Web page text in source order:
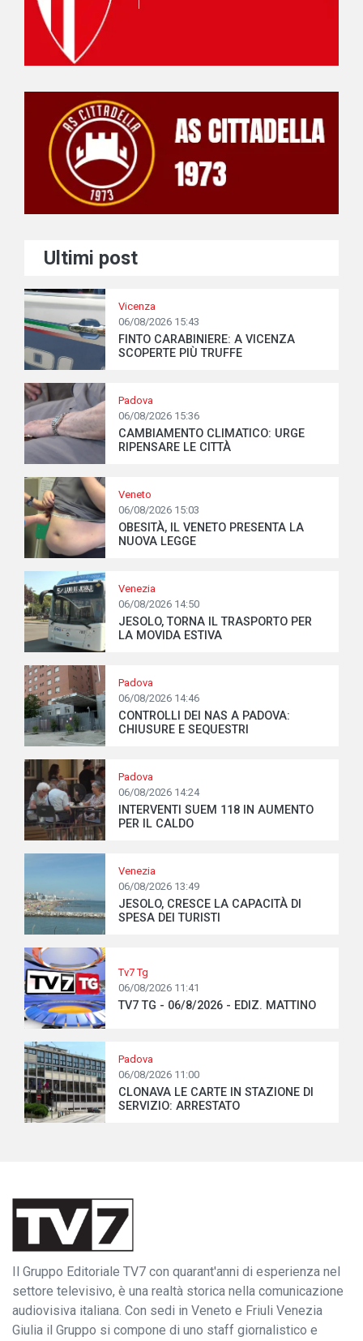
Ultimi post
Vicenza
06/08/2026 15:43
FINTO CARABINIERE: A VICENZA
SCOPERTE PIÙ TRUFFE
Padova
06/08/2026 15:36
CAMBIAMENTO CLIMATICO: URGE
RIPENSARE LE CITTÀ
Veneto
06/08/2026 15:03
OBESITÀ, IL VENETO PRESENTA LA
NUOVA LEGGE
Venezia
06/08/2026 14:50
JESOLO, TORNA IL TRASPORTO PER
LA MOVIDA ESTIVA
Padova
06/08/2026 14:46
CONTROLLI DEI NAS A PADOVA:
CHIUSURE E SEQUESTRI
Padova
06/08/2026 14:24
INTERVENTI SUEM 118 IN AUMENTO
PER IL CALDO
Venezia
06/08/2026 13:49
JESOLO, CRESCE LA CAPACITÀ DI
SPESA DEI TURISTI
Tv7 Tg
06/08/2026 11:41
TV7 TG - 06/8/2026 - EDIZ. MATTINO
Padova
06/08/2026 11:00
CLONAVA LE CARTE IN STAZIONE DI
SERVIZIO: ARRESTATO
Il Gruppo Editoriale TV7 con quarant'anni di esperienza nel
settore televisivo, è una realtà storica nella comunicazione
audiovisiva italiana. Con sedi in Veneto e Friuli Venezia
Giulia il Gruppo si compone di uno staff giornalistico e